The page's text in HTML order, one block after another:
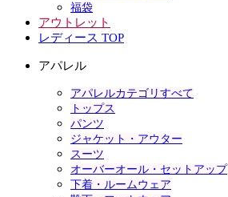
福袋
アウトレット
レディース TOP
アパレル
アパレルカテゴリすべて
トップス
パンツ
ジャケット・アウター
スーツ
オーバーオール・セットアップ
下着・ルームウェア